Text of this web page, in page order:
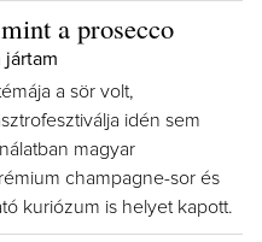
a prosecco
jártam
a sör volt,
idén sem
magyar
champagne-sor és
kuriózum is helyet kapott.